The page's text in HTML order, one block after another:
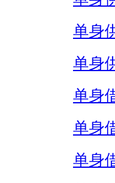
单身
单身
单身
单身
单身